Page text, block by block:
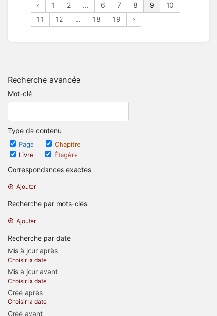
Recherche avancée
Mot-clé
Type de contenu
Page
Chapitre
Livre
Étagère
Correspondances exactes
Ajouter
Recherche par mots-clés
Ajouter
Recherche par date
Mis à jour après
Choisir la date
Mis à jour avant
Choisir la date
Créé après
Choisir la date
Créé avant
‹ 1 2 ... 6 7 8 9
10
11
12 ... 18 19 ›